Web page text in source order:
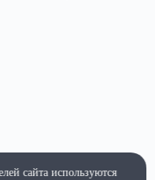
сайта используются